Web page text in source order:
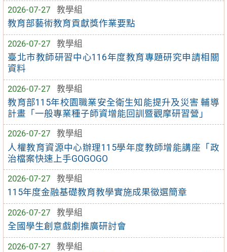
2026-07-27
教學組
教育部藝術教育貢獻獎作業要點
2026-07-27
教學組
臺北市教師研習中心116年度教育專題研究申請相關
資料
2026-07-27
教學組
教育部115年校園職業安全衛生知能提升及災害 輔導
計畫「一般專業種子師資增能回訓暨觀摩研習營」
2026-07-27
教學組
人權教育資源中心辦理115學年度教師增能講座「政
治檔案快速上手GOGOGO
2026-07-27
教學組
115年度金融基礎教育教學實施成果徵選簡章
2026-07-27
教學組
全國學生創意戲劇推廣研討會
2026-07-27
教學組